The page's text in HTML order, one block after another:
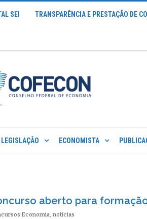
SEI TRANSPARÊNCIA E PRESTAÇÃO DE
LEGISLAÇÃO ECONOMISTA
aberto para
Economia, notícias